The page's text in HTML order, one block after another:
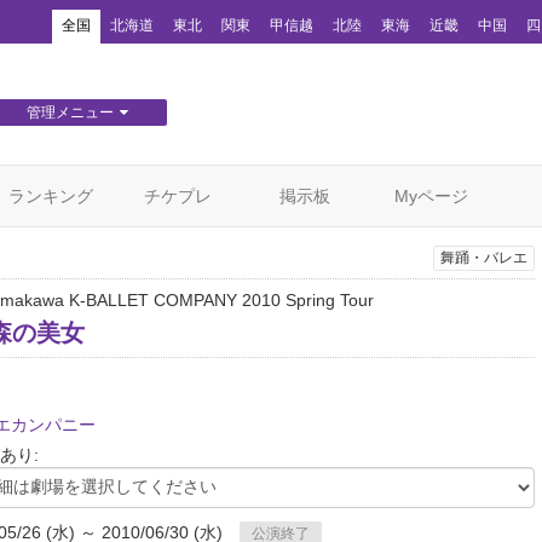
全国 北海道 東北 関東 甲信越 北陸 東海 近畿 中国
管理メニュー
ランキング チケプレ 掲示板 Myページ
舞踊・バレエ
K-BALLET COMPANY 2010 Spring Tour
の美女
カンパニー
り:
26 (水) ～ 2010/06/30 (水) 公演終了